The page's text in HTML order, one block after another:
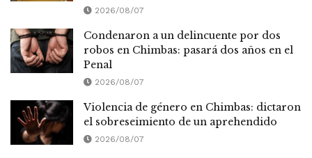
2026/08/07
Condenaron a un delincuente por dos
robos en Chimbas: pasará dos años en el
Penal
2026/08/07
Violencia de género en Chimbas: dictaron
el sobreseimiento de un aprehendido
2026/08/07